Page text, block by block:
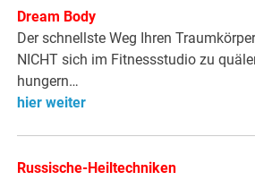
Dream Body
Der schnellste Weg Ihren
NICHT sich im Fitnessstudio zu
hungern…
hier weiter
Russische-Heiltechniken